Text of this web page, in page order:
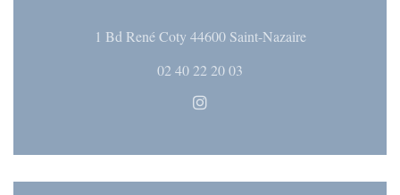
1 Bd René Coty 44600 Saint-Nazaire((ouvre une
02 40 22 20 03
Instagram ((ouvre une